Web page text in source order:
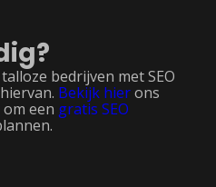
bedrijven met SEO
Bekijk hierons
om een gratis SEO